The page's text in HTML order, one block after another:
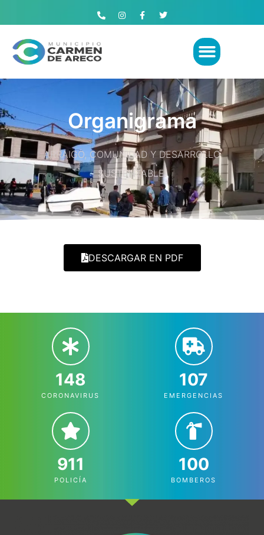
Organigrama
ARRAIGO, COMUNIDAD Y DESARROLLO
SUSTENTABLE.
DESCARGAR EN PDF
148
CORONAVIRUS
107
EMERGENCIAS
911
POLICÍA
100
BOMBEROS